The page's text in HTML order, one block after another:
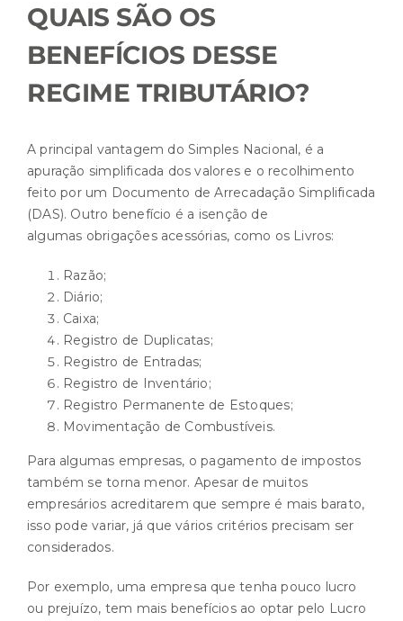
QUAIS SÃO OS
BENEFÍCIOS DESSE
REGIME TRIBUTÁRIO?
A principal vantagem do Simples Nacional, é a
apuração simplificada dos valores e o recolhimento
feito por um Documento de Arrecadação Simplificada
(DAS). Outro benefício é a isenção de
algumas obrigações acessórias, como os Livros:
Razão;
Diário;
Caixa;
Registro de Duplicatas;
Registro de Entradas;
Registro de Inventário;
Registro Permanente de Estoques;
Movimentação de Combustíveis.
Para algumas empresas, o pagamento de impostos
também se torna menor. Apesar de muitos
empresários acreditarem que sempre é mais barato,
isso pode variar, já que vários critérios precisam ser
considerados.
Por exemplo, uma empresa que tenha pouco lucro
ou prejuízo, tem mais benefícios ao optar pelo Lucro